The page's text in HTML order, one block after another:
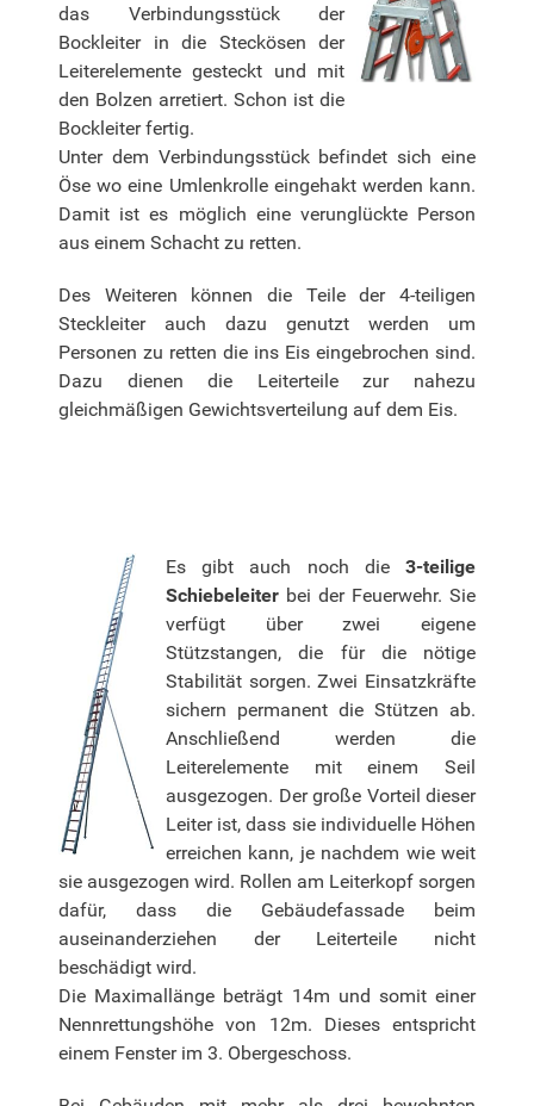
das Verbindungsstück der
Bockleiter in die Steckösen der
Leiterelemente gesteckt und mit
den Bolzen arretiert. Schon ist die
Bockleiter fertig.
Unter dem Verbindungsstück befindet sich eine
Öse wo eine Umlenkrolle eingehakt werden kann.
Damit ist es möglich eine verunglückte Person
aus einem Schacht zu retten.
Des Weiteren können die Teile der 4-teiligen
Steckleiter auch dazu genutzt werden um
Personen zu retten die ins Eis eingebrochen sind.
Dazu dienen die Leiterteile zur nahezu
gleichmäßigen Gewichtsverteilung auf dem Eis.
Es gibt auch noch die 3-teilige
Schiebeleiter bei der Feuerwehr. Sie
verfügt über zwei eigene
Stützstangen, die für die nötige
Stabilität sorgen. Zwei Einsatzkräfte
sichern permanent die Stützen ab.
Anschließend werden die
Leiterelemente mit einem Seil
ausgezogen. Der große Vorteil dieser
Leiter ist, dass sie individuelle Höhen
erreichen kann, je nachdem wie weit
sie ausgezogen wird. Rollen am Leiterkopf sorgen
dafür, dass die Gebäudefassade beim
auseinanderziehen der Leiterteile nicht
beschädigt wird.
Die Maximallänge beträgt 14m und somit einer
Nennrettungshöhe von 12m. Dieses entspricht
einem Fenster im 3. Obergeschoss.